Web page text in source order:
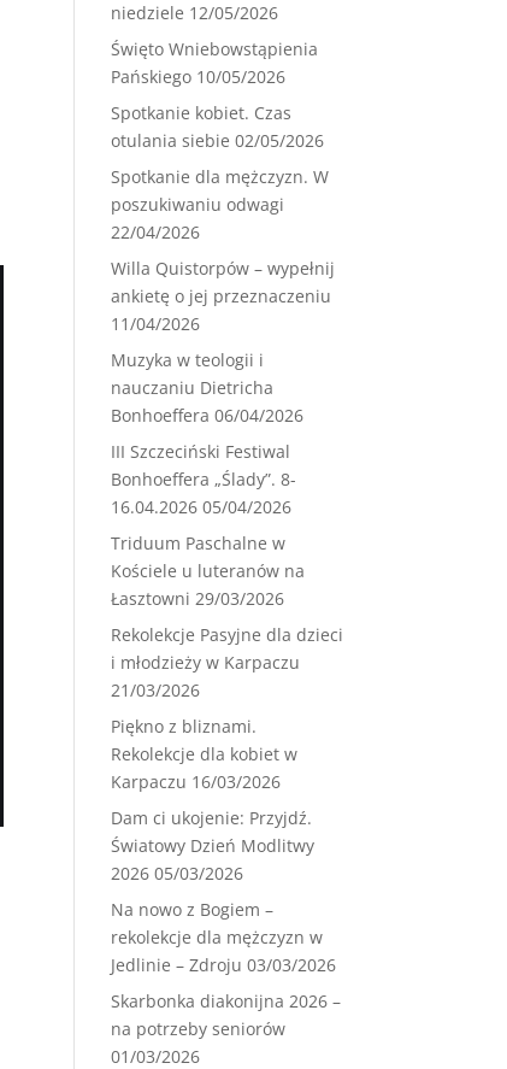
niedziele 12/05/2026
Święto Wniebowstąpienia
Pańskiego 10/05/2026
Spotkanie kobiet. Czas
otulania siebie 02/05/2026
Spotkanie dla mężczyzn. W
poszukiwaniu odwagi
22/04/2026
Willa Quistorpów – wypełnij
ankietę o jej przeznaczeniu
11/04/2026
Muzyka w teologii i
nauczaniu Dietricha
Bonhoeffera 06/04/2026
III Szczeciński Festiwal
Bonhoeffera „Ślady”. 8-
16.04.2026 05/04/2026
Triduum Paschalne w
Kościele u luteranów na
Łasztowni 29/03/2026
Rekolekcje Pasyjne dla dzieci
i młodzieży w Karpaczu
21/03/2026
Piękno z bliznami.
Rekolekcje dla kobiet w
Karpaczu 16/03/2026
Dam ci ukojenie: Przyjdź.
Światowy Dzień Modlitwy
2026 05/03/2026
Na nowo z Bogiem –
rekolekcje dla mężczyzn w
Jedlinie – Zdroju 03/03/2026
Skarbonka diakonijna 2026 –
na potrzeby seniorów
01/03/2026